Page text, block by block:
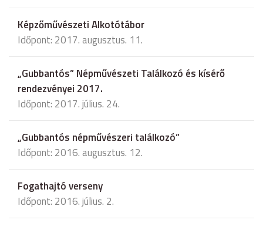
Képzőművészeti Alkotótábor
Időpont: 2017. augusztus. 11.
„Gubbantós” Népművészeti Találkozó és kísérő
rendezvényei 2017.
Időpont: 2017. július. 24.
„Gubbantós népművészeri találkozó”
Időpont: 2016. augusztus. 12.
Fogathajtó verseny
Időpont: 2016. július. 2.